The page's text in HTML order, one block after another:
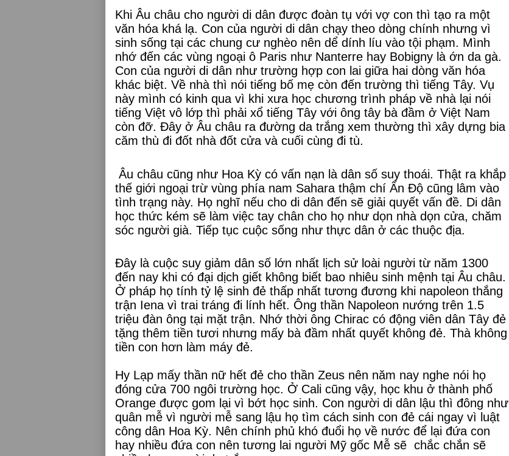
Khi Âu châu cho người di dân được đoàn tụ với vợ con thì tạo ra một
văn hóa khá lạ. Con của người di dân chạy theo dòng chính nhưng vì
sinh sống tại các chung cư nghèo nên dể dính líu vào tội phạm. Mình
nhớ đến các vùng ngoại ô Paris như Nanterre hay Bobigny là ớn da gà.
Con của người di dân như trường hợp con lai giữa hai dòng văn hóa
khác biệt. Về nhà thì nói tiếng bố mẹ còn đến trường thì tiếng Tây. Vụ
này mình có kinh qua vì khi xưa học chương trình pháp về nhà lại nói
tiếng Việt vô lớp thì phải xổ tiếng Tây với ông tây bà đầm ở Việt Nam
còn đỡ. Đây ở Âu châu ra đường da trắng xem thường thì xây dựng bia
căm thù đi đốt nhà đốt cửa và cuối cùng đi tù.
Âu châu cũng như Hoa Kỳ có vấn nạn là dân số suy thoái. Thật ra khắp
thế giới ngoại trừ vùng phía nam Sahara thậm chí Ấn Độ cũng lâm vào
tình trạng này. Họ nghĩ nếu cho di dân đến sẽ giải quyết vấn đề. Di dân
học thức kém sẽ làm việc tay chân cho họ như dọn nhà dọn cửa, chăm
sóc người già. Tiếp tục cuộc sống như thực dân ở các thuộc địa.
Đây là cuộc suy giảm dân số lớn nhất lịch sử loài người từ năm 1300
đến nay khi có đại dịch giết không biết bao nhiêu sinh mệnh tại Âu châu.
Ở pháp họ tính tỷ lệ sinh đẻ thấp nhất tương đương khi napoleon thắng
trận Iena vì trai tráng đi lính hết. Ông thần Napoleon nướng trên 1.5
triệu đàn ông tại mặt trận. Nhớ thời ông Chirac có động viên dân Tây đẻ
tặng thêm tiền tươi nhưng mấy bà đầm nhất quyết không đẻ. Thà không
tiền con hơn làm máy đẻ.
Hy Lạp mấy thần nữ hết đẻ cho thần Zeus nên năm nay nghe nói họ
đóng cửa 700 ngôi trường học. Ở Cali cũng vậy, học khu ở thành phố
Orange được gom lại vì bớt học sinh. Con người di dân lậu thì đông như
quân mễ vì người mễ sang lậu họ tìm cách sinh con đẻ cái ngay vì luật
công dân Hoa Kỳ. Nên chính phủ khó đuổi họ về nước để lại đứa con
hay nhiều đứa con nên tương lai người Mỹ gốc Mễ sẽ chắc chắn sẽ